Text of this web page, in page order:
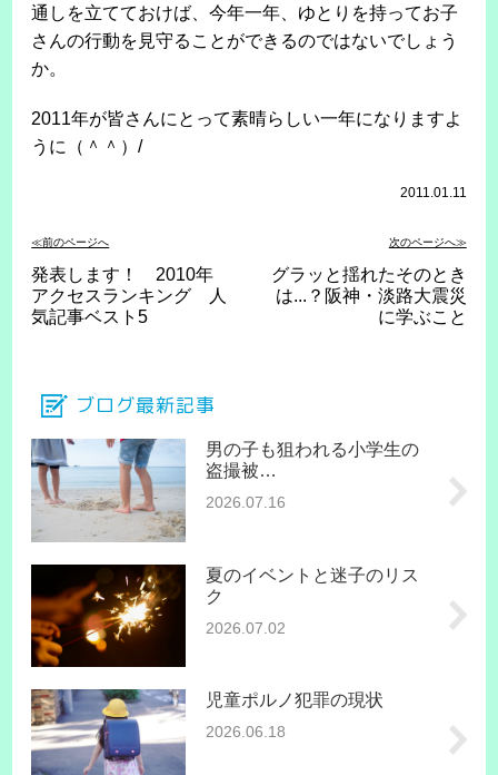
通しを立てておけば、今年一年、ゆとりを持ってお子
さんの行動を見守ることができるのではないでしょう
か。
2011年が皆さんにとって素晴らしい一年になりますよ
うに（＾＾）/
2011.01.11
≪前のページへ 次のページへ≫
発表します！ 2010年
アクセスランキング 人
気記事ベスト5
グラッと揺れたそのとき
は...？阪神・淡路大震災
に学ぶこと
ブログ最新記事
男の子も狙われる小学生の
盗撮被…
2026.07.16
夏のイベントと迷子のリス
ク
2026.07.02
児童ポルノ犯罪の現状
2026.06.18